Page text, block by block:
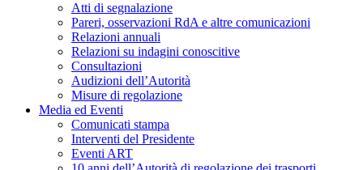
Atti di segnalazione
Pareri, osservazioni RdA e altre comunicazioni
Relazioni annuali
Relazioni su indagini conoscitive
Consultazioni
Audizioni dell’Autorità
Misure di regolazione
Media ed Eventi
Comunicati stampa
Interventi del Presidente
Eventi ART